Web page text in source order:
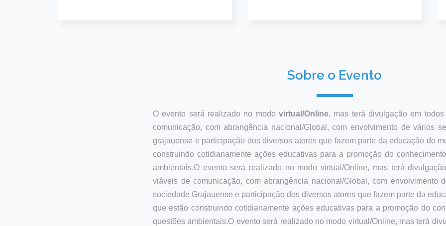
Sobre o Evento
O evento será realizado no modo virtual/Online, mas terá divulgação em
comunicação, com abrangência nacional/Global, com envolvimento de vários
grajauense e participação dos diversos atores que fazem parte da educação do
construindo cotidianamente ações educativas para a promoção do
ambientais.O evento será realizado no modo virtual/Online, mas terá
viáveis de comunicação, com abrangência nacional/Global, com envolvimento
sociedade Grajauense e participação dos diversos atores que fazem parte da
que estão construindo cotidianamente ações educativas para a promoção do
questões ambientais.O evento será realizado no modo virtual/Online, mas terá